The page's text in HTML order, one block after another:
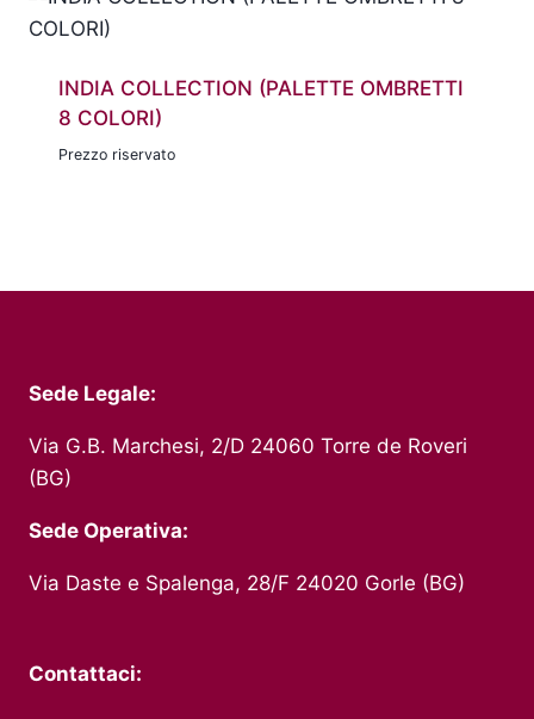
INDIA COLLECTION (PALETTE OMBRETTI
8 COLORI)
Prezzo riservato
Sede Legale:
Via G.B. Marchesi, 2/D 24060 Torre de Roveri
(BG)
Sede Operativa:
Via Daste e Spalenga, 28/F 24020 Gorle (BG)
Contattaci: